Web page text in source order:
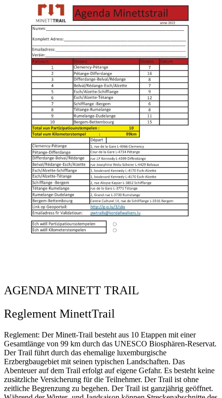
AGENDA MINETT TRAIL
Reglement MinettTrail
Reglement: Der Minett-Trail besteht aus 10 Etappen mit einer
Gesamtlänge von 99 km durch das UNESCO Biosphären-Reservat.
Der Trail führt durch das ehemalige luxemburgische
Erzbergbaugebiet mit seinen typischen Landschaften. Das
Abenteuer auf dem Trail erfolgt auf eigene Gefahr. Es besteht keine
zusätzliche Versicherung für die Teilnehmer. Der Trail ist ohne
zeitliche Begrenzung zu begehen. Der Trail ist ganzjährig geöffnet.